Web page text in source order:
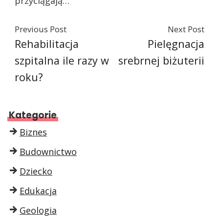
Previous Post
Rehabilitacja
szpitalna ile razy w
roku?
Next Post
Pielęgnacja
srebrnej biżuterii
Kategorie
Biznes
Budownictwo
Dziecko
Edukacja
Geologia